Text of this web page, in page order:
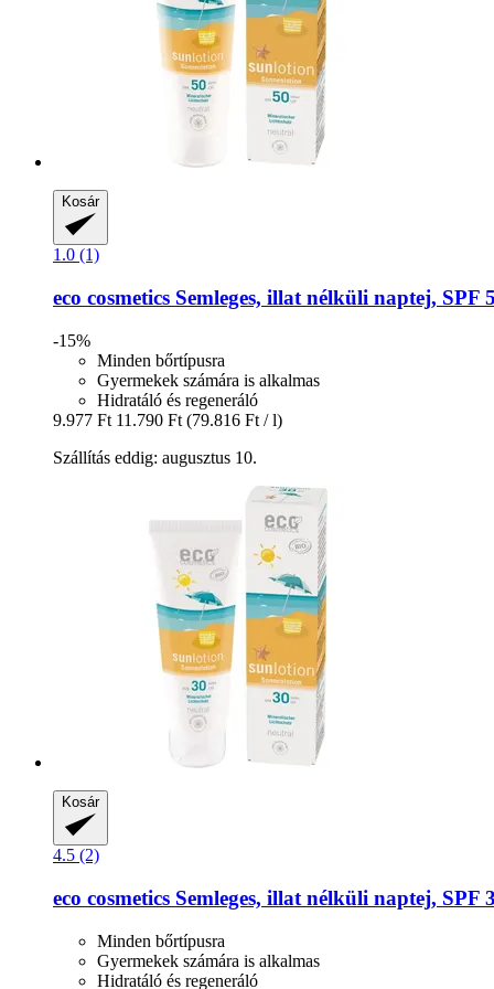
Kosár
1.0 (1)
eco cosmetics Semleges, illat nélküli naptej, SPF
-15%
Minden bőrtípusra
Gyermekek számára is alkalmas
Hidratáló és regeneráló
9.977 Ft 11.790 Ft (79.816 Ft / l)
Szállítás eddig: augusztus 10.
Kosár
4.5 (2)
eco cosmetics Semleges, illat nélküli naptej, SPF
Minden bőrtípusra
Gyermekek számára is alkalmas
Hidratáló és regeneráló